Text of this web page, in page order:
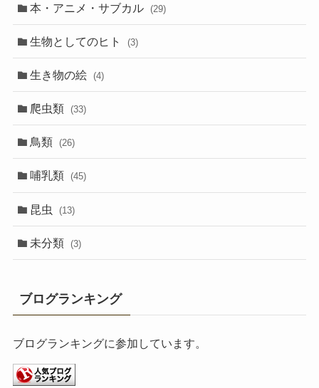
本・アニメ・サブカル (29)
生物としてのヒト (3)
生き物の絵 (4)
爬虫類 (33)
鳥類 (26)
哺乳類 (45)
昆虫 (13)
未分類 (3)
ブログランキング
ブログランキングに参加しています。